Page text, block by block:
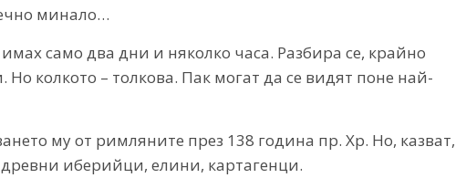
минало…
само два дни и няколко часа. Разбира се, крайно
колкото – толкова. Пак могат да се видят поне най-
му от римляните през 138 година пр. Хр. Но, казват,
иберийци, елини, картагенци.